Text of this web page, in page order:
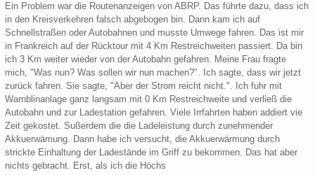
Ein Problem war die Routenanzeigen von ABRP. Das führte dazu, dass ich
in den Kreisverkehren falsch abgebogen bin. Dann kam ich auf
Schnellstraßen oder Autobahnen und musste Umwege fahren. Das ist mir
in Frankreich auf der Rücktour mit 4 Km Restreichweiten passiert. Da bin
ich 3 Km weiter wieder von der Autobahn gefahren. Meine Frau fragte
mich, "Was nun? Was sollen wir nun machen?". Ich sagte, dass wir jetzt
zurück fahren. Sie sagte, "Aber der Strom reicht nicht.". Ich fuhr mit
Warnblinanlage ganz langsam mit 0 Km Restreichweite und verließ die
Autobahn und zur Ladestation gefahren. Viele Irrfahrten haben addiert vie
Zeit gekostet. Sußerdem die die Ladeleistung durch zunehmender
Akkuerwämung. Dann habe ich versucht, die Akkuerwärmung durch
strickte Einhaltung der Ladestände im Griff zu bekommen. Das hat aber
nichts gebracht. Erst, als ich die Höchs